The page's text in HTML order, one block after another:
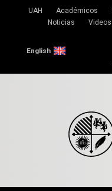
UAH Académicos
Noticias
Videos
English